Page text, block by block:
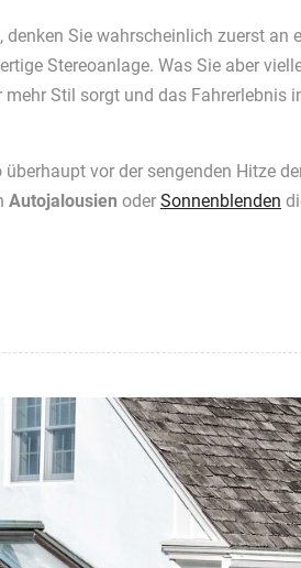
Sie wahrscheinlich zuerst an
Stereoanlage. Was Sie aber
Stil sorgt und das Fahrerlebnis
vor der sengenden Hitze
Autojalousien oder Sonnenblenden